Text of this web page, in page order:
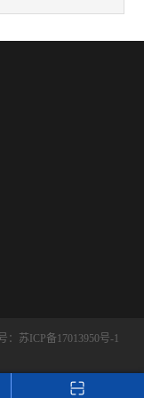
：苏ICP备17013950号-1